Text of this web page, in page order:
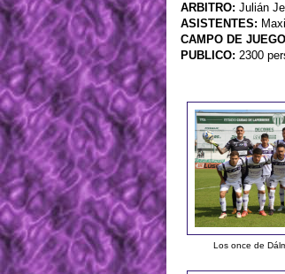
ARBITRO: Julián
ASISTENTES:
CAMPO DE
PUBLICO: 2300
Los once de